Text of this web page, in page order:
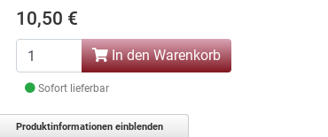
10,50 €
In den Warenkorb
Sofort lieferbar
Produktinformationen einblenden